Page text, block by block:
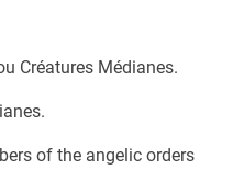
Créatures Médianes.
of the angelic orders